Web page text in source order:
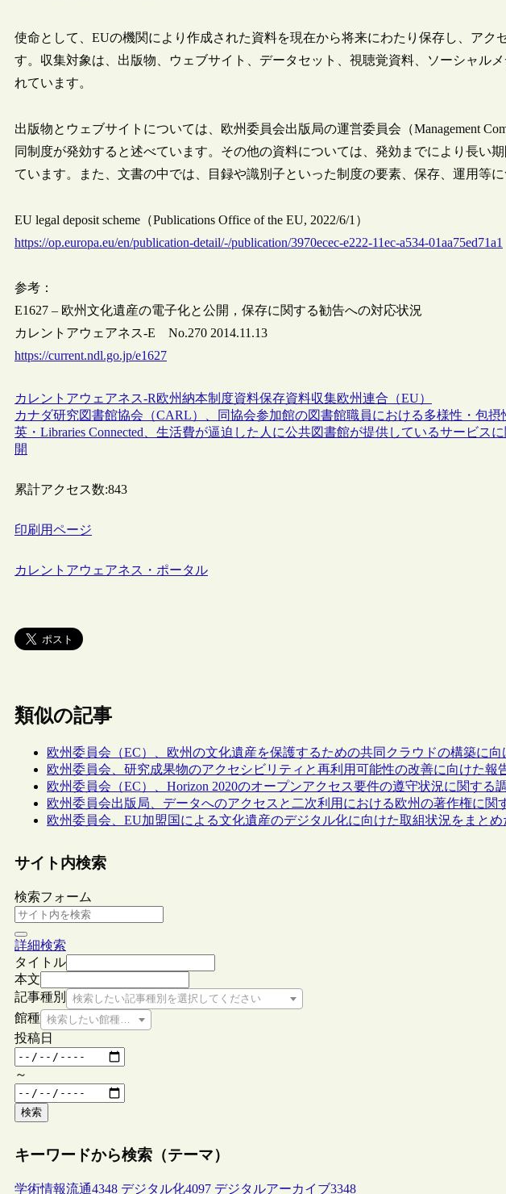
使命として、EUの機関により作成された資料を現在から将来にわたり保存し、アク
す。収集対象は、出版物、ウェブサイト、データセット、視聴覚資料、ソーシャル
れています。
出版物とウェブサイトについては、欧州委員会出版局の運営委員会（Management
同制度が発効すると述べています。その他の資料については、発効までにより長い
ています。また、文書の中では、目録や識別子といった制度の要素、保存、運用等に
EU legal deposit scheme（Publications Office of the EU, 2022/6/1）
https://op.europa.eu/en/publication-detail/-/publication/3970ecec-e222-11ec-a534-01aa75ed71a1
参考：
E1627 – 欧州文化遺産の電子化と公開，保存に関する勧告への対応状況
カレントアウェアネス-E No.270 2014.11.13
https://current.ndl.go.jp/e1627
カレントアウェアネス-R欧州納本制度資料保存資料収集欧州連合（EU）
カナダ研究図書館協会（CARL）、同協会参加館の図書館職員における多様性・包摂
英・Libraries Connected、生活費が逼迫した人に公共図書館が提供しているサービス
開
累計アクセス数:843
印刷用ページ
カレントアウェアネス・ポータル
類似の記事
欧州委員会（EC）、欧州の文化遺産を保護するための共同クラウドの構築に
欧州委員会、研究成果物のアクセシビリティと再利用可能性の改善に向けた報
欧州委員会（EC）、Horizon 2020のオープンアクセス要件の遵守状況に関する
欧州委員会出版局、データへのアクセスと二次利用における欧州の著作権に関
欧州委員会、EU加盟国による文化遺産のデジタル化に向けた取組状況をまと
サイト内検索
検索フォーム
詳細検索
タイトル
本文
記事種別
検索したい記事種別を選択してください
館種 検索したい館種を選択してください
投稿日
～
検索
キーワードから検索（テーマ）
学術情報流通4348 デジタル化4097 デジタルアーカイブ3348